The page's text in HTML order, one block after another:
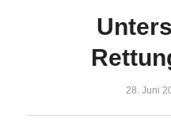
28. Juni